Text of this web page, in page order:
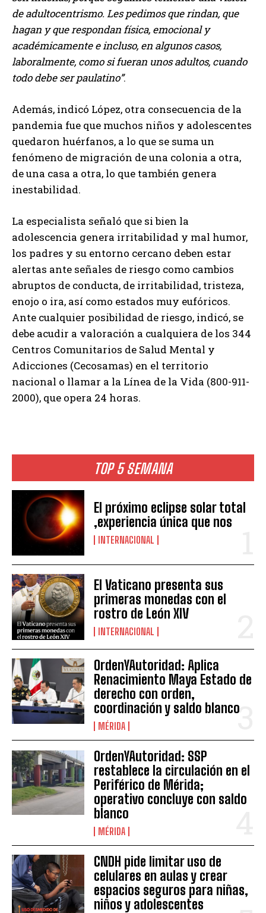
TOP 5 SEMANA
El próximo eclipse solar total
,experiencia única que nos
INTERNACIONAL
El Vaticano presenta sus
primeras monedas con el
rostro de León XIV
INTERNACIONAL
OrdenYAutoridad: Aplica
Renacimiento Maya Estado de
derecho con orden,
coordinación y saldo blanco
MÉRIDA
OrdenYAutoridad: SSP
restablece la circulación en el
Periférico de Mérida;
operativo concluye con saldo
blanco
MÉRIDA
CNDH pide limitar uso de
celulares en aulas y crear
espacios seguros para niñas,
niños y adolescentes
de adultocentrismo. Les pedimos que rindan, que
hagan y que respondan física, emocional y
académicamente e incluso, en algunos casos,
laboralmente, como si fueran unos adultos, cuando
todo debe ser paulatino .
Además, indicó López, otra consecuencia de la
pandemia fue que muchos niños y adolescentes
quedaron huérfanos, a lo que se suma un
fenómeno de migración de una colonia a otra,
de una casa a otra, lo que también genera
inestabilidad.
La especialista señaló que si bien la
adolescencia genera irritabilidad y mal humor,
los padres y su entorno cercano deben estar
alertas ante señales de riesgo como cambios
abruptos de conducta, de irritabilidad, tristeza,
enojo o ira, así como estados muy eufóricos.
Ante cualquier posibilidad de riesgo, indicó, se
debe acudir a valoración a cualquiera de los 344
Centros Comunitarios de Salud Mental y
Adicciones (Cecosamas) en el territorio
nacional o llamar a la Línea de la Vida (800-911-
2000), que opera 24 horas.